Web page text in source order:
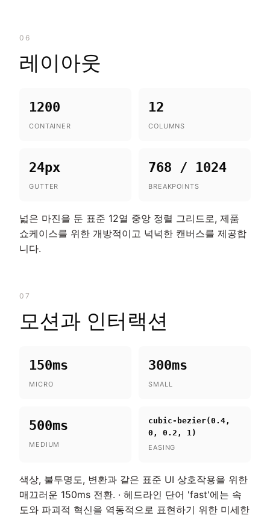
06
레이아웃
1200
CONTAINER
12
COLUMNS
24px
GUTTER
768 / 1024
BREAKPOINTS
넓은 마진을 둔 표준 12열 중앙 정렬 그리드로, 제품
쇼케이스를 위한 개방적이고 넉넉한 캔버스를 제공합
니다.
07
모션과 인터랙션
150ms
MICRO
300ms
SMALL
500ms
MEDIUM
cubic-bezier(0.4,
0, 0.2, 1)
EASING
색상, 불투명도, 변환과 같은 표준 UI 상호작용을 위한
매끄러운 150ms 전환. · 헤드라인 단어 'fast'에는 속
도와 파괴적 혁신을 역동적으로 표현하기 위한 미세한